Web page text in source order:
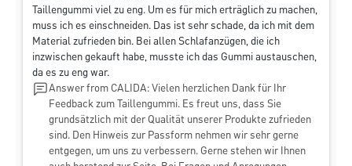
Taillengummi viel zu eng. Um es für mich erträglich zu machen,
muss ich es einschneiden. Das ist sehr schade, da ich mit dem
Material zufrieden bin. Bei allen Schlafanzügen, die ich
inzwischen gekauft habe, musste ich das Gummi austauschen,
da es zu eng war.
Answer from CALIDA: Vielen herzlichen Dank für Ihr
Feedback zum Taillengummi. Es freut uns, dass Sie
grundsätzlich mit der Qualität unserer Produkte zufrieden
sind. Den Hinweis zur Passform nehmen wir sehr gerne
entgegen, um uns zu verbessern. Gerne stehen wir Ihnen